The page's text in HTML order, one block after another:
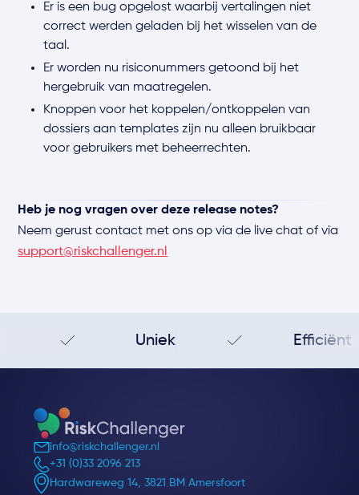
Er is een bug opgelost waarbij vertalingen niet
correct werden geladen bij het wisselen van de
taal.
Er worden nu risiconummers getoond bij het
hergebruik van maatregelen.
Knoppen voor het koppelen/ontkoppelen van
dossiers aan templates zijn nu alleen bruikbaar
voor gebruikers met beheerrechten.
Heb je nog vragen over deze release notes?
Neem gerust contact met ons op via de live chat of via
support@riskchallenger.nl
Uniek Efficiënt
info@riskchallenger.nl
+31 (0)33 2096 213
Hardwareweg 14, 3821 BM Amersfoort